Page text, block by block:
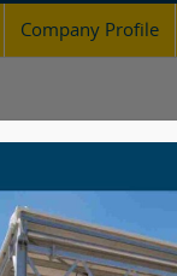
Company Profile
שערים